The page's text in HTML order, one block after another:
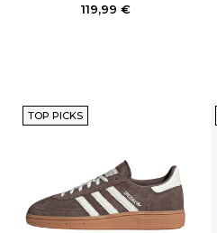
119,99 €
TOP PICKS